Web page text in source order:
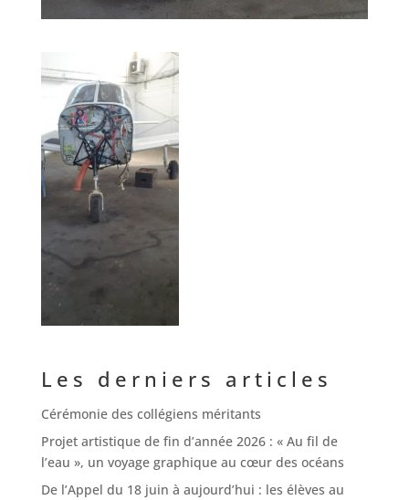
Les derniers articles
Cérémonie des collégiens méritants
Projet artistique de fin d’année 2026 : « Au fil de
l’eau », un voyage graphique au cœur des océans
De l’Appel du 18 juin à aujourd’hui : les élèves au